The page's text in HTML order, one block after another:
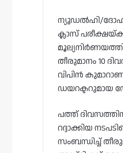
ന്യൂഡൽഹി/ദോഹ:
ക്ലാസ്
തീരുമാനം 10
വിപിൻ
ഡയറക്ടറുമായ
പത്ത്
റദ്ദാക്കിയ
സംബന്ധിച്ച്